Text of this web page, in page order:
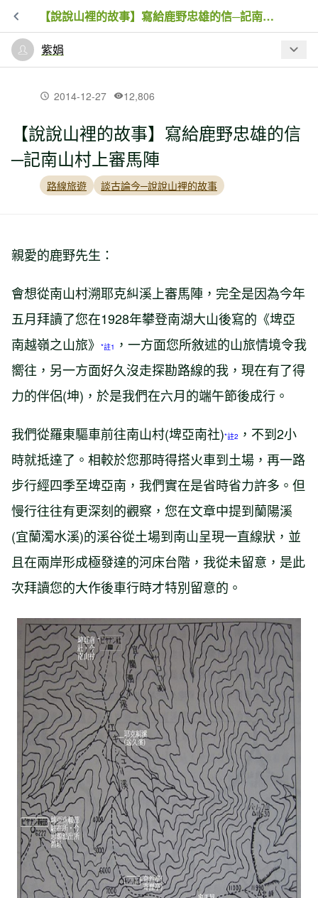
【說說山裡的故事】寫給鹿野忠雄的信─記南山村上審馬陣
紫娟
最新文章
【裝備】從容登山樂-輕量化的藝術
【台中】比亞毫未竟，寫給南湖大山
記南山村上審馬陣
2014-12-27 12,806
【說說山裡的故事】寫給鹿野忠雄的信
─記南山村上審馬陣
路線旅遊 談古論今─說說山裡的故事
親愛的鹿野先生：
會想從南山村溯耶克糾溪上審馬陣，完全是因為今年
五月拜讀了您在1928年攀登南湖大山後寫的《埤亞
南越嶺之山旅》
*註1
，一方面您所敘述的山旅情境令我
嚮往，另一方面好久沒走探勘路線的我，現在有了得
力的伴侶(坤)，於是我們在六月的端午節後成行。
我們從羅東驅車前往南山村(埤亞南社)*註2 ，不到2小
時就抵達了。相較於您那時得搭火車到土場，再一路
步行經四季至埤亞南，我們實在是省時省力許多。但
慢行往往有更深刻的觀察，您在文章中提到蘭陽溪
(宜蘭濁水溪)的溪谷從土場到南山呈現一直線狀，並
且在兩岸形成極發達的河床台階，我從未留意，是此
次拜讀您的大作後車行時才特別留意的。